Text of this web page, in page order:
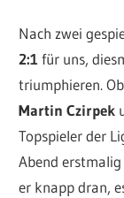
Nach zwei
2:1 für uns,
triumphieren.
Martin Czirpek
Topspieler der
Abend erstmalig
er knapp dran,